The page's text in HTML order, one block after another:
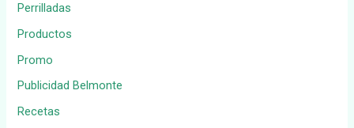
Perrilladas
Productos
Promo
Publicidad Belmonte
Recetas